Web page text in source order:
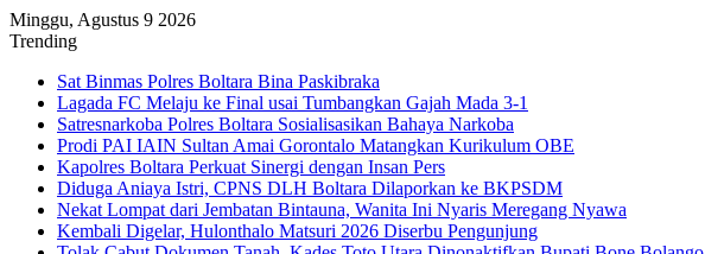
Minggu, Agustus 9 2026
Trending
Sat Binmas Polres Boltara Bina Paskibraka
Lagada FC Melaju ke Final usai Tumbangkan Gajah Mada 3-1
Satresnarkoba Polres Boltara Sosialisasikan Bahaya Narkoba
Prodi PAI IAIN Sultan Amai Gorontalo Matangkan Kurikulum OBE
Kapolres Boltara Perkuat Sinergi dengan Insan Pers
Diduga Aniaya Istri, CPNS DLH Boltara Dilaporkan ke BKPSDM
Nekat Lompat dari Jembatan Bintauna, Wanita Ini Nyaris Meregang Nyawa
Kembali Digelar, Hulonthalo Matsuri 2026 Diserbu Pengunjung